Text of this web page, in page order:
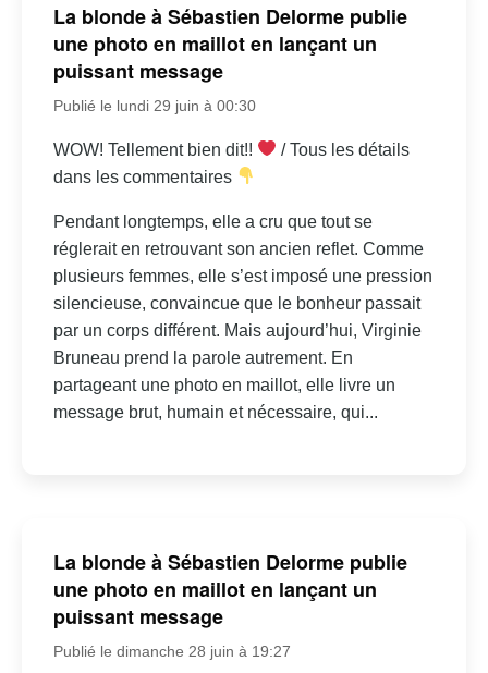
La blonde à Sébastien Delorme publie
une photo en maillot en lançant un
puissant message
Publié le lundi 29 juin à 00:30
WOW! Tellement bien dit!!
/ Tous les détails
dans les commentaires
Pendant longtemps, elle a cru que tout se
réglerait en retrouvant son ancien reflet. Comme
plusieurs femmes, elle s’est imposé une pression
silencieuse, convaincue que le bonheur passait
par un corps différent. Mais aujourd’hui, Virginie
Bruneau prend la parole autrement. En
partageant une photo en maillot, elle livre un
message brut, humain et nécessaire, qui...
La blonde à Sébastien Delorme publie
une photo en maillot en lançant un
puissant message
Publié le dimanche 28 juin à 19:27